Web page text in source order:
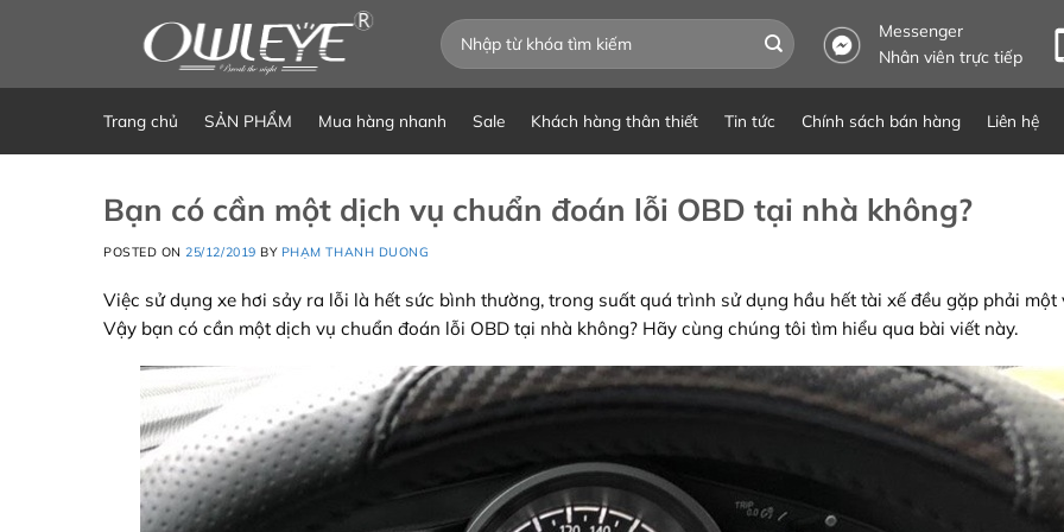
Tìm
kiếm:
Messenger
Nhân viên trực tiếp
Trang chủ SẢN PHẨM Mua hàng nhanh Sale Khách hàng thân thiết Tin tức Chính sách bán hàng Liên hệ
Bạn có cần một dịch vụ chuẩn đoán lỗi OBD tại nhà không?
POSTED ON25/12/2019 BY PHẠM THANH DUONG
Việc sử dụng xe hơi sảy ra lỗi là hết sức bình thường, trong suất quá trình sử dụng hầu hết tài xế đều gặp phải một
Vậy bạn có cần một dịch vụ chuẩn đoán lỗi OBD tại nhà không? Hãy cùng chúng tôi tìm hiểu qua bài viết này.